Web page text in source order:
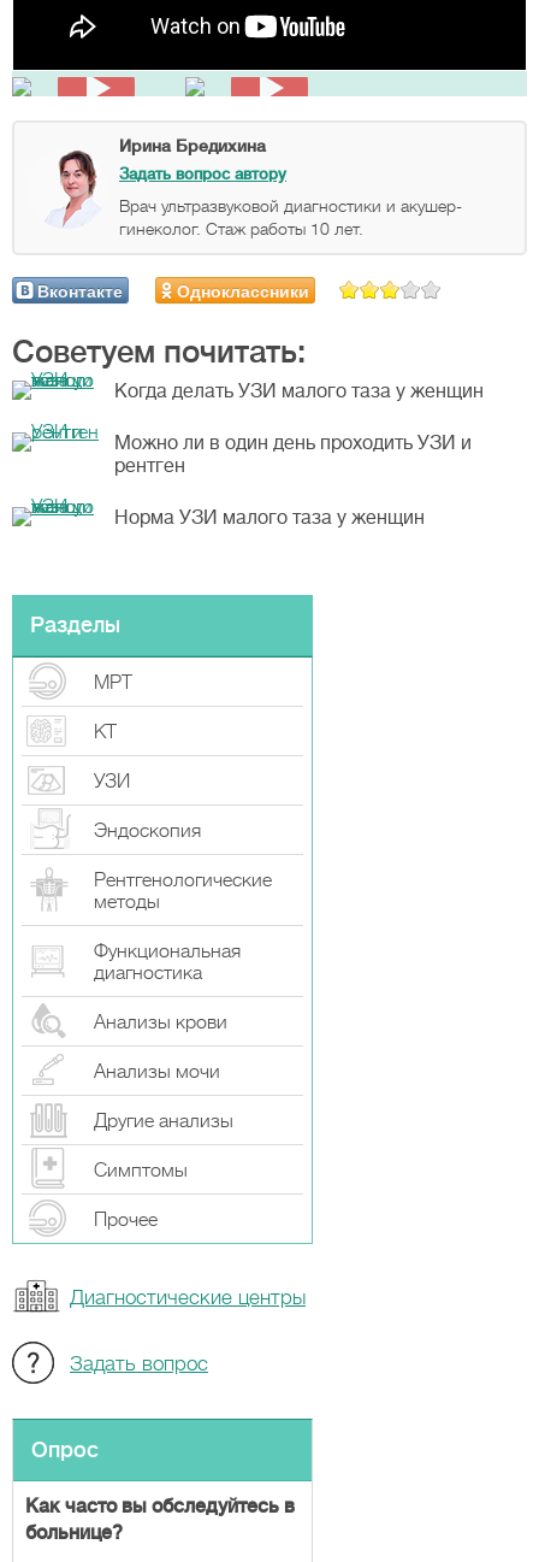
Ирина Бредихина
Задать вопрос автору
Врач ультразвуковой диагностики и акушер-
гинеколог. Стаж работы 10 лет.
Вконтакте Одноклассники
Советуем почитать:
Когда делать УЗИ малого таза у женщин
Можно ли в один день проходить УЗИ и
рентген
Норма УЗИ малого таза у женщин
Разделы
МРТ
КТ
УЗИ
Эндоскопия
Рентгенологические
методы
Функциональная
диагностика
Анализы крови
Анализы мочи
Другие анализы
Симптомы
Прочeе
Диагностические центры
Задать вопрос
Опрос
Как часто вы обследуйтесь в
больнице?